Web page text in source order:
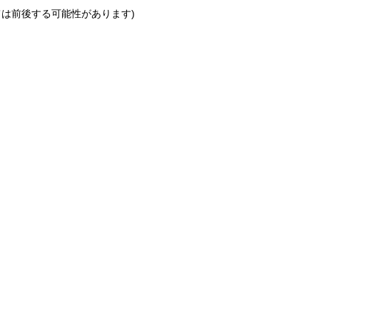
前後する可能性があります)